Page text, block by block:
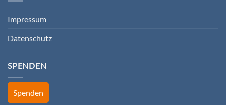
Impressum
Datenschutz
SPENDEN
Spenden